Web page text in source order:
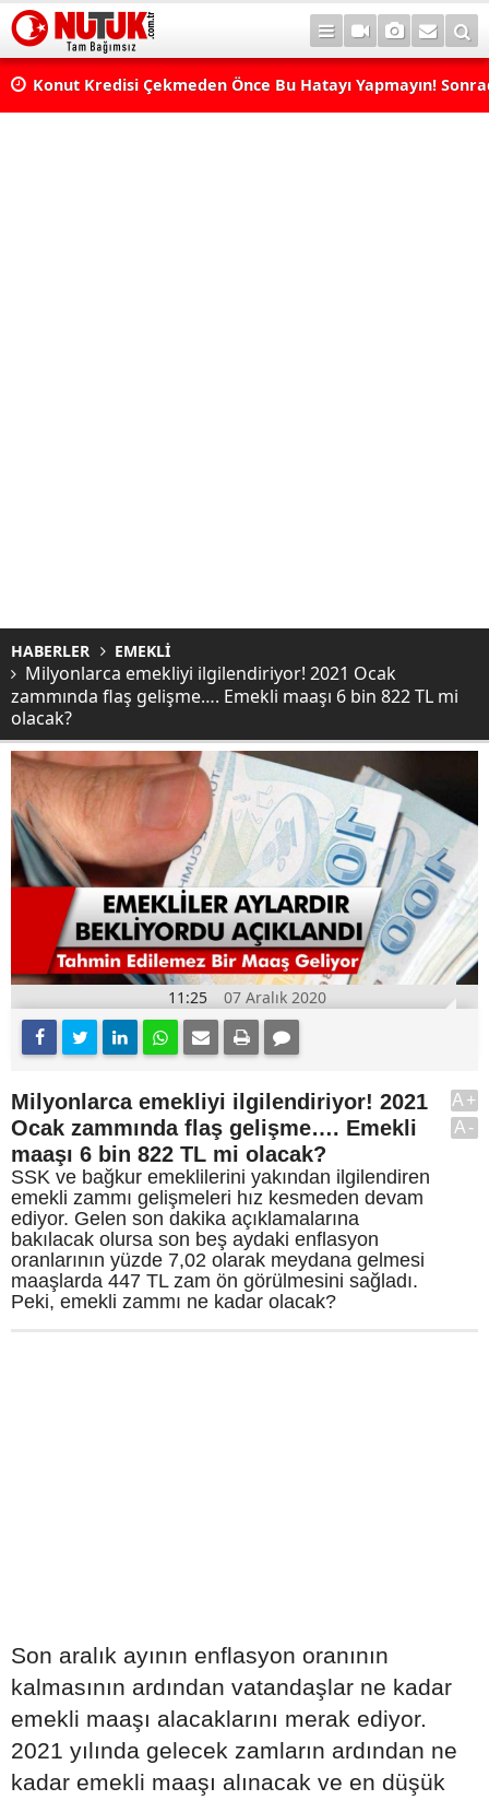
Konut Kredisi Çekmeden Önce Bu Hatayı Yapmayın!
HABERLER EMEKLİ
Milyonlarca emekliyi ilgilendiriyor! 2021 Ocak
zammında flaş gelişme…. Emekli maaşı 6 bin 822 TL mi
olacak?
11:25 07 Aralık 2020
Milyonlarca emekliyi ilgilendiriyor! 2021
Ocak zammında flaş gelişme…. Emekli
maaşı 6 bin 822 TL mi olacak?
SSK ve bağkur emeklilerini yakından ilgilendiren
emekli zammı gelişmeleri hız kesmeden devam
ediyor. Gelen son dakika açıklamalarına
bakılacak olursa son beş aydaki enflasyon
oranlarının yüzde 7,02 olarak meydana gelmesi
maaşlarda 447 TL zam ön görülmesini sağladı.
Peki, emekli zammı ne kadar olacak?
A+
A-
Son aralık ayının enflasyon oranının
kalmasının ardından vatandaşlar ne kadar
emekli maaşı alacaklarını merak ediyor.
2021 yılında gelecek zamların ardından ne
kadar emekli maaşı alınacak ve en düşük